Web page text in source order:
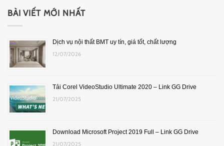
BÀI VIẾT MỚI NHẤT
Dịch vụ nội thất BMT uy tín, giá tốt, chất lượng
12/07/2026
Tải Corel VideoStudio Ultimate 2020 – Link GG Drive
21/07/2025
Download Microsoft Project 2019 Full – Link GG Drive
21/07/2025